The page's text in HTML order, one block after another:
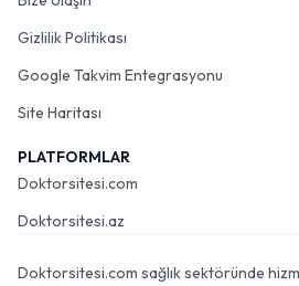
Gizlilik Politikası
Google Takvim Entegrasyonu
Site Haritası
PLATFORMLAR
Doktorsitesi.com
Doktorsitesi.az
Doktorsitesi.com sağlık sektöründe